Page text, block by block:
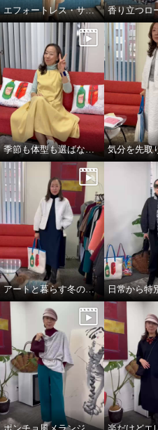
エフォートレス・サファリエレガンス
季節も体型も選ばない、頼れるジャンパースカート
アートと暮らす冬のワンシーン。